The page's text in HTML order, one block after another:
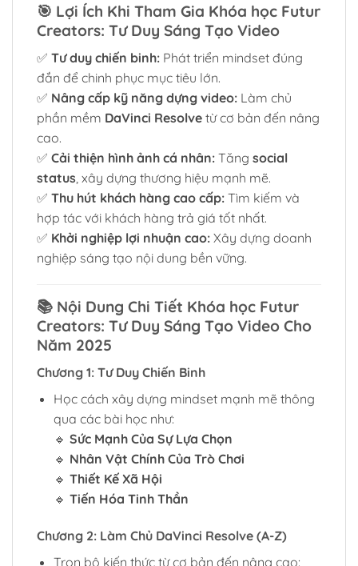
🎯 Lợi Ích Khi Tham Gia Khóa học Futur
Creators: Tư Duy Sáng Tạo Video
✅ Tư duy chiến binh: Phát triển mindset đúng
đắn để chinh phục mục tiêu lớn.
✅ Nâng cấp kỹ năng dựng video: Làm chủ
phần mềm DaVinci Resolve từ cơ bản đến nâng
cao.
✅ Cải thiện hình ảnh cá nhân: Tăng social
status , xây dựng thương hiệu mạnh mẽ.
✅ Thu hút khách hàng cao cấp: Tìm kiếm và
hợp tác với khách hàng trả giá tốt nhất.
✅ Khởi nghiệp lợi nhuận cao: Xây dựng doanh
nghiệp sáng tạo nội dung bền vững.
📚 Nội Dung Chi Tiết Khóa học Futur
Creators: Tư Duy Sáng Tạo Video Cho
Năm 2025
Chương 1: Tư Duy Chiến Binh
Học cách xây dựng mindset mạnh mẽ thông
qua các bài học như:
🔹 Sức Mạnh Của Sự Lựa Chọn
🔹 Nhân Vật Chính Của Trò Chơi
🔹 Thiết Kế Xã Hội
🔹 Tiến Hóa Tinh Thần
Chương 2: Làm Chủ DaVinci Resolve (A-Z)
Trọn bộ kiến thức từ cơ bản đến nâng cao: